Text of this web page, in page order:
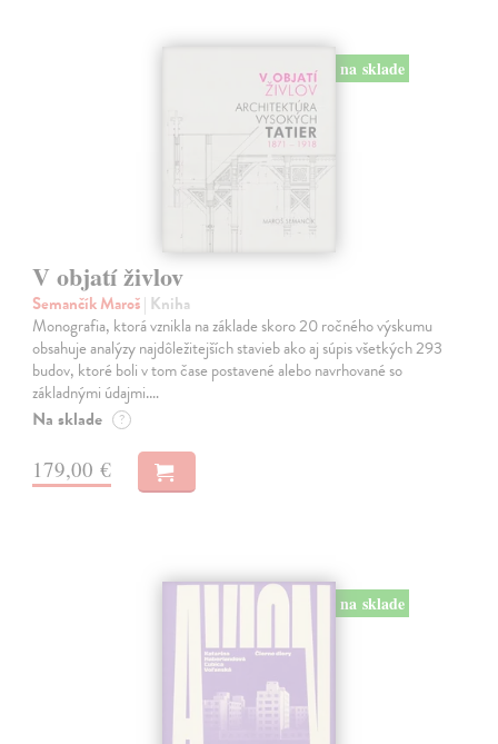
na sklade
V objatí živlov
Semančík Maroš| Kniha
Monografia, ktorá vznikla na základe skoro 20 ročného výskumu
obsahuje analýzy najdôležitejších stavieb ako aj súpis všetkých 293
budov, ktoré boli v tom čase postavené alebo navrhované so
základnými údajmi.…
Na sklade ?
179,00 €
na sklade